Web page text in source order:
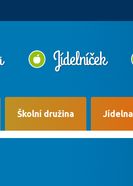
Jídelníček
Školní družina Jídelna